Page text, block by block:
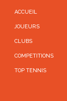
ACCUEIL
JOUEURS
CLUBS
COMPETITIONS
TOP TENNIS